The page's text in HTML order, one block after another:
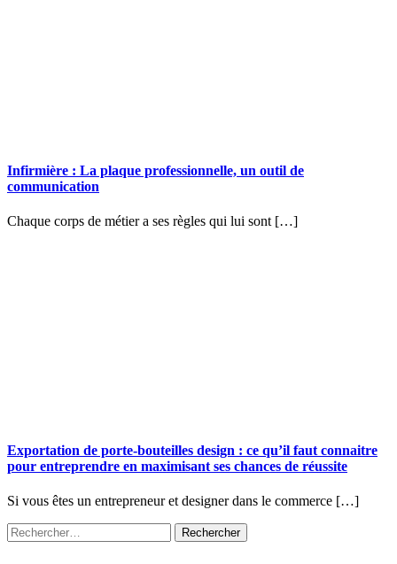
Infirmière : La plaque professionnelle, un outil de
communication
Chaque corps de métier a ses règles qui lui sont […]
Exportation de porte-bouteilles design : ce qu’il faut connaitre
pour entreprendre en maximisant ses chances de réussite
Si vous êtes un entrepreneur et designer dans le commerce […]
R
e